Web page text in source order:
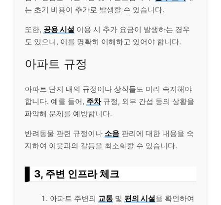
는 초기 비용이 추가로 발생할 수 있습니다.
또한, 공용 시설 이용 시 추가 요금이 발생하는 경우
도 있으니, 이를 명확히 이해하고 있어야 합니다.
아파트 규정
아파트 단지 내의 규정이나 상식들도 미리 숙지해야
합니다. 예를 들어, 주차규정, 외부 간섭 등의 상황을
파악해 문제를 예방합니다.
반려동물 관련 규정이나 소음 관리에 대한 내용을 숙
지하여 이웃과의 갈등을 최소화할 수 있습니다.
3, 주변 인프라 체크
아파트 주변의 교통 및 편의 시설을 확인하여